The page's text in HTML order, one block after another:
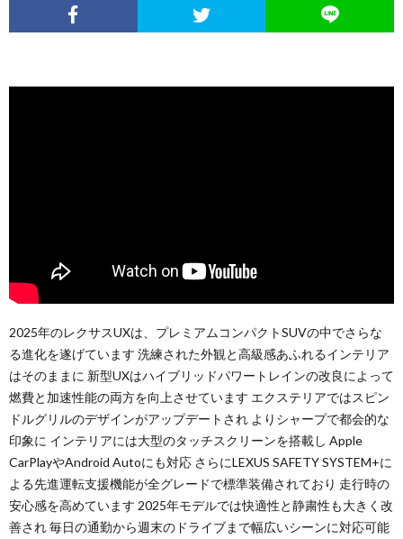
2025年のレクサスUXは、プレミアムコンパクトSUVの中でさらな
る進化を遂げています 洗練された外観と高級感あふれるインテリア
はそのままに 新型UXはハイブリッドパワートレインの改良によって
燃費と加速性能の両方を向上させています エクステリアではスピン
ドルグリルのデザインがアップデートされ よりシャープで都会的な
印象に インテリアには大型のタッチスクリーンを搭載し Apple
CarPlayやAndroid Autoにも対応 さらにLEXUS SAFETY SYSTEM+に
よる先進運転支援機能が全グレードで標準装備されており 走行時の
安心感を高めています 2025年モデルでは快適性と静粛性も大きく改
善され 毎日の通勤から週末のドライブまで幅広いシーンに対応可能